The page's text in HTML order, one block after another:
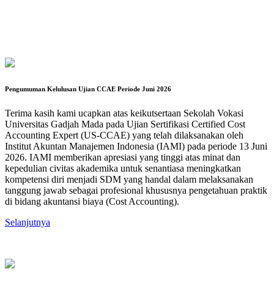
Pengumuman Kelulusan Ujian CCAE Periode Juni 2026
Terima kasih kami ucapkan atas keikutsertaan Sekolah Vokasi
Universitas Gadjah Mada pada Ujian Sertifikasi Certified Cost
Accounting Expert (US-CCAE) yang telah dilaksanakan oleh
Institut Akuntan Manajemen Indonesia (IAMI) pada periode 13 Juni
2026. IAMI memberikan apresiasi yang tinggi atas minat dan
kepedulian civitas akademika untuk senantiasa meningkatkan
kompetensi diri menjadi SDM yang handal dalam melaksanakan
tanggung jawab sebagai profesional khususnya pengetahuan praktik
di bidang akuntansi biaya (Cost Accounting).
Selanjutnya